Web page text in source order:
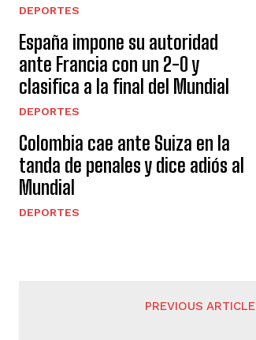
DEPORTES
España impone su autoridad
ante Francia con un 2-0 y
clasifica a la final del Mundial
DEPORTES
Colombia cae ante Suiza en la
tanda de penales y dice adiós al
Mundial
DEPORTES
PREVIOUS ARTICLE